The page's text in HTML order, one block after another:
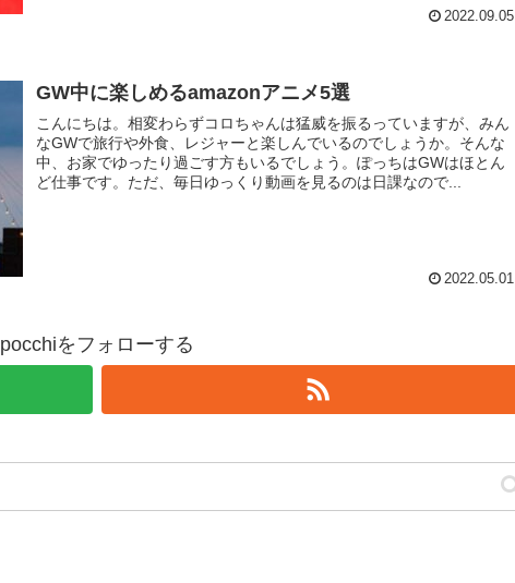
2022.09.05
GW中に楽しめるamazonアニメ5選
こんにちは。相変わらずコロちゃんは猛威を振るっていますが、みん
なGWで旅行や外食、レジャーと楽しんでいるのでしょうか。そんな
中、お家でゆったり過ごす方もいるでしょう。ぽっちはGWはほとん
ど仕事です。ただ、毎日ゆっくり動画を見るのは日課なので...
2022.05.01
pocchiをフォローする